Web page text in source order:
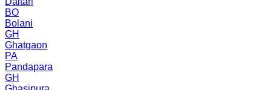
BO
Bolani
GH
Ghatgaon
PA
Pandapara
GH